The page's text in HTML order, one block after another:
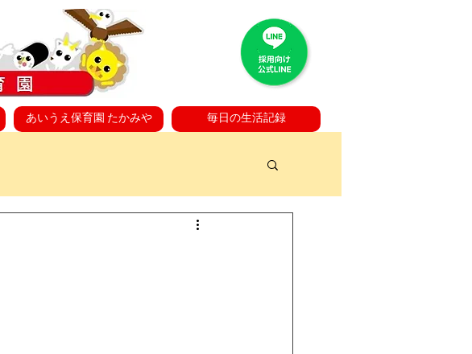
あいうえ保育園 たかみや 毎日の生活記録